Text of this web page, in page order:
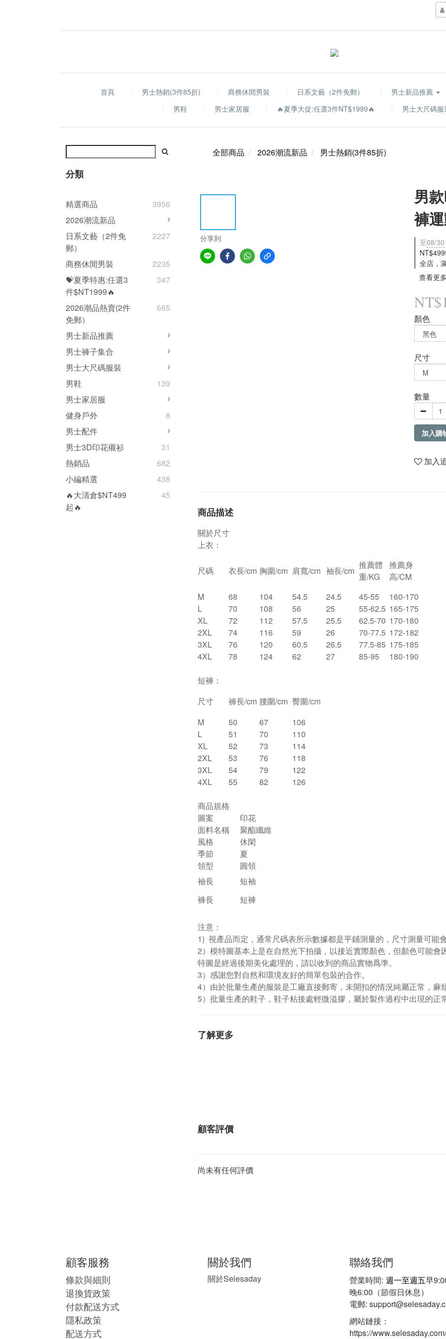
首頁 男士熱銷(3件85折) 商務休閒男裝 日系文藝（2件免郵）
男士新品推薦
男鞋
男士家居服 🔥夏季大促:任選3件NT$1999🔥 男士大尺碼服
分類
精選商品
3956
2026潮流新品
日系文藝（2件免
郵）
2227
商務休閒男裝
2235
💝夏季特惠:任選3
件$NT1999🔥
347
2026潮品熱賣(2件
免郵）
665
男士新品推薦
男士褲子集合
男士大尺碼服裝
男鞋
139
男士家居服
健身戶外
8
男士配件
男士3D印花襯衫
31
熱銷品
682
小編精選
438
🔥大清倉$NT499
起🔥
45
全部商品 2026潮流新品 男士熱銷(3件85折)
分享到
男
褲
至08/
全店，
查看更
顏色
尺寸
數量
加入購
加入
商品描述
關於尺寸
上衣：
尺碼 衣長/cm 胸圍/cm 肩寬/cm 袖長/cm
推薦體
重/KG
推薦身
高/CM
M
68 104 54.5 24.5 45-55
160-170
L
70 108 56 25 55-62.5 165-175
XL
72 112 57.5 25.5 62.5-70 170-180
2XL
74 116 59 26 70-77.5 172-182
3XL
76 120 60.5 26.5 77.5-85 175-185
4XL
78 124 62 27 85-95 180-190
短褲：
尺寸
褲長/cm 腰圍/cm 臀圍/cm
M
50 67
106
L
51 70
110
XL
52 73
114
2XL
53 76
118
3XL
54 79
122
4XL
55 82 126
商品規格
圖案
印花
面料名稱
聚酯纖維
風格
休閑
季節
夏
領型
圓領
袖長
短袖
褲長
短褲
注意：
1) 視產品而定，通常尺碼表所示數據都是平鋪測量的，尺寸測量可能
2）模特圖基本上是在自然光下拍攝，以接近實際顏色，但顏色可能
特圖是經過後期美化處理的，請以收到的商品實物爲準。
3）感謝您對自然和環境友好的簡單包裝的合作。
4）由於批量生產的服裝是工廠直接郵寄，未開扣的情況純屬正常，麻
5）批量生產的鞋子，鞋子粘接處輕微溢膠，屬於製作過程中出現的
了解更多
顧客評價
尚未有任何評價
顧客服務
條款與細則
退換貨政策
付款配送方式
隱私政策
配送方式
關於我們
關於Selesaday
聯絡我們
營業時間: 週一至週五早
晚6:00（節假日休息）
電郵:
網站鏈接：
https://www.selesaday.com/